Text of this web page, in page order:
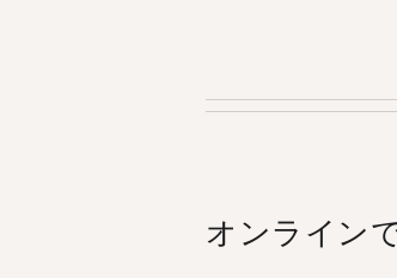
オンライン